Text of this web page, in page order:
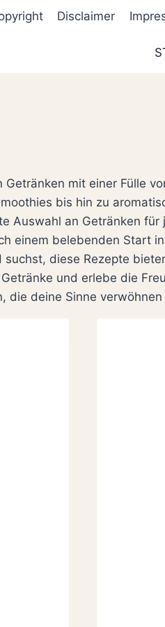
Disclaimer
mit einer Fülle
bis hin zu
Auswahl an Getränken für
einem belebenden Start
diese Rezepte
und erlebe die
die deine Sinne